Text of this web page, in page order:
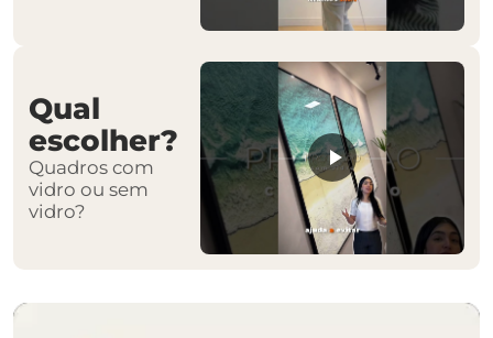
Qual
escolher?
Quadros com
vidro ou sem
vidro?